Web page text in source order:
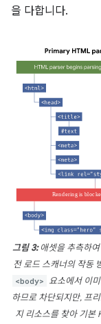
을 다합니다.
그림 3:애셋을 추측하여
전 로드 스캐너의 작동
<body> 요소에서 이
하므로 차단되지만, 프
지 리소스를 찾아 기본